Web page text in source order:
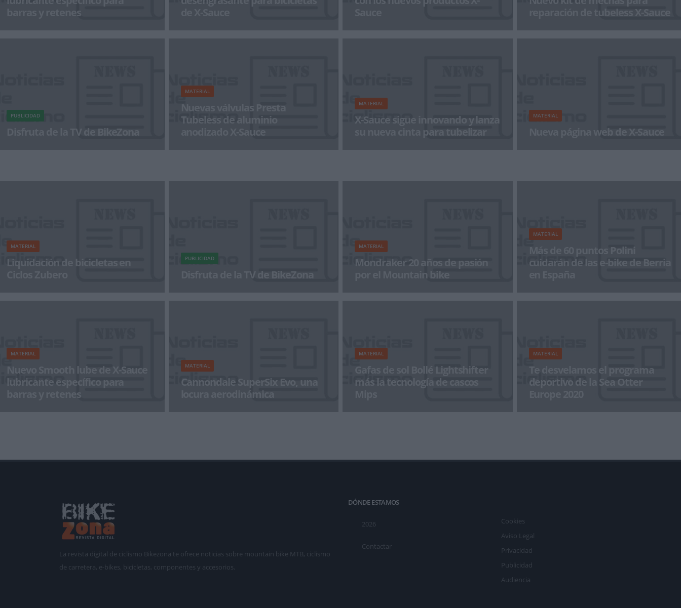
barras y retenes
reparación de tubeless X-Sauce
PUBLICIDAD
Disfruta de la TV de BikeZona
MATERIAL
Nuevas válvulas Presta
Tubeless de aluminio
anodizado X-Sauce
MATERIAL
X-Sauce sigue innovando y lanza
su nueva cinta para tubelizar
MATERIAL
Nueva página web de X-Sauce
MATERIAL
Liquidación de bicicletas en
PUBLICIDAD
Disfruta de la TV de BikeZona
MATERIAL
Mondraker 20 años de pasión
por el Mountain bike
MATERIAL
Más de 60 puntos Polini
cuidarán de las e-bike de Berria
MATERIAL
Nuevo Smooth lube de X-Sauce
lubricante específico para
barras y retenes
MATERIAL
Cannondale SuperSix Evo, una
locura aerodinámica
MATERIAL
Gafas de sol Bollé Lightshifter
más la tecnología de cascos
MATERIAL
Te desvelamos el programa
deportivo de la Sea Otter
La revista digital de ciclismo Bikezona te ofrece noticias sobre mountain bike MTB, ciclismo
de carretera, e-bikes, bicicletas, componentes y accesorios.
DÓNDE ESTAMOS
2026
Contactar
Cookies
Aviso Legal
Privacidad
Publicidad
Audiencia